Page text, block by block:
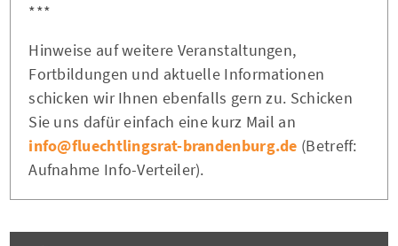
***
Hinweise auf weitere Veranstaltungen,
Fortbildungen und aktuelle Informationen
schicken wir Ihnen ebenfalls gern zu. Schicken
Sie uns dafür einfach eine kurz Mail an
info@fluechtlingsrat-brandenburg.de (Betreff:
Aufnahme Info-Verteiler).